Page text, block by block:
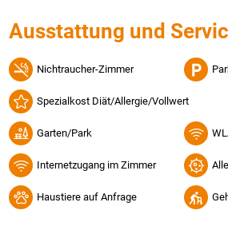
Ausstattung und
Nichtraucher-Zimmer
Spezialkost Diät/Allergie/Vollwert
Garten/Park
Internetzugang im Zimmer
Haustiere auf Anfrage